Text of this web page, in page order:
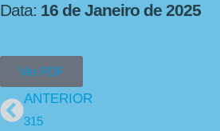
Data: 16 de Janeiro de 2025
Ver PDF
ANTERIOR
315